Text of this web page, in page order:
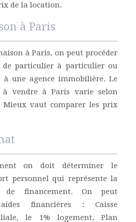
de la location.
à Paris
à Paris, on peut procéder
de particulier à particulier ou
à une agence immobilière. Le
à vendre à Paris varie selon
Mieux vaut comparer les prix
on doit déterminer le
personnel qui représente la
de financement. On peut
financières : Caisse
le 1% logement, Plan